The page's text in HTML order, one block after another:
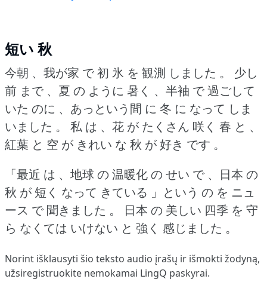
短い 秋
今朝 、我が家 で 初 氷 を 観測 しました 。
少し
前 まで 、夏 の ように 暑く 、半袖 で 過ごして
いた のに 、あっという間 に 冬 に なって しま
いました 。
私 は 、花 が たくさん 咲く 春 と 、
紅葉 と 空 が きれい な 秋 が 好き です 。
「最近 は 、地球 の 温暖化 の せい で 、日本 の
秋 が 短く なって きている 」という の を ニュ
ース で 聞きました 。
日本 の 美しい 四季 を 守
ら なくては いけない と 強く 感じました 。
Norint išklausyti šio teksto audio įrašų ir išmokti žodyną,
užsiregistruokite nemokamai LingQ paskyrai.